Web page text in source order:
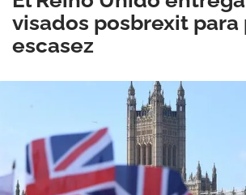
visados posbrexit para
escasez